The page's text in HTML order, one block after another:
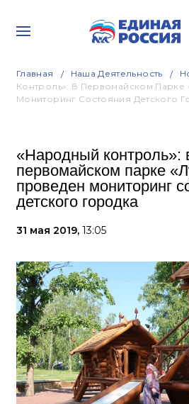
Главная Наша Деятельность
Контроль»: В Первомайском Парке
Мониторинг Состояния Детского
«Народный контроль»:
первомайском парке
проведен мониторинг
детского городка
31 мая 2019, 13:05